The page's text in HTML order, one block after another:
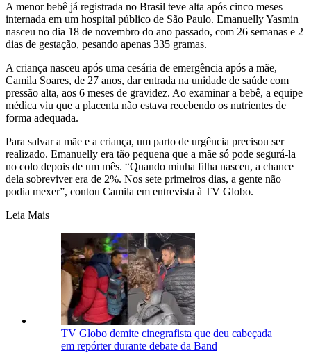
A menor bebê já registrada no Brasil teve alta após cinco meses
internada em um hospital público de São Paulo. Emanuelly Yasmin
nasceu no dia 18 de novembro do ano passado, com 26 semanas e 2
dias de gestação, pesando apenas 335 gramas.
A criança nasceu após uma cesária de emergência após a mãe,
Camila Soares, de 27 anos, dar entrada na unidade de saúde com
pressão alta, aos 6 meses de gravidez. Ao examinar a bebê, a equipe
médica viu que a placenta não estava recebendo os nutrientes de
forma adequada.
Para salvar a mãe e a criança, um parto de urgência precisou ser
realizado. Emanuelly era tão pequena que a mãe só pode segurá-la
no colo depois de um mês. “Quando minha filha nasceu, a chance
dela sobreviver era de 2%. Nos sete primeiros dias, a gente não
podia mexer”, contou Camila em entrevista à TV Globo.
Leia Mais
TV Globo demite cinegrafista que deu cabeçada
em repórter durante debate da Band